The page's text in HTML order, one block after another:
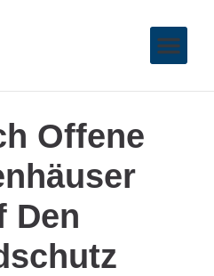
Offene
Den